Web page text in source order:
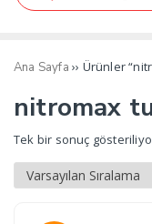
Ana Sayfa ›› Ürünler
nitromax
Tek bir sonuç